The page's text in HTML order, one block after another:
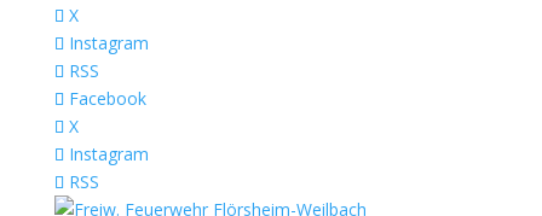
X
Instagram
RSS
Facebook
X
Instagram
RSS